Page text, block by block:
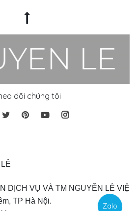
dõi chúng tôi
DỊCH VỤ VÀ TM NGUYỄN LÊ VIỆT
TP Hà Nội.
Zalo